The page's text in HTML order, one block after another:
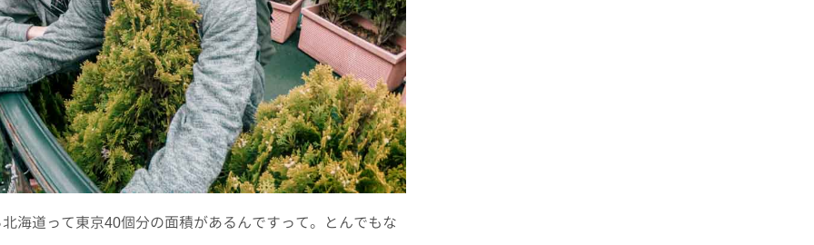
海道って東京40個分の面積があるんですって。とんでもな